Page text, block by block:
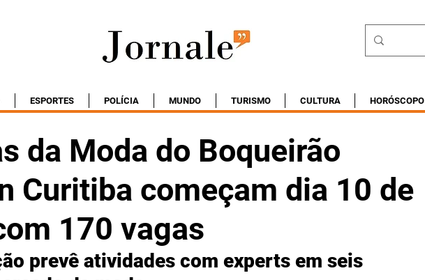
ESPORTES POLÍCIA MUNDO TURISMO CULTURA HORÓSCOPO
da Moda do Boqueirão
Curitiba começam dia 10 de
170 vagas
prevê atividades com experts em seis